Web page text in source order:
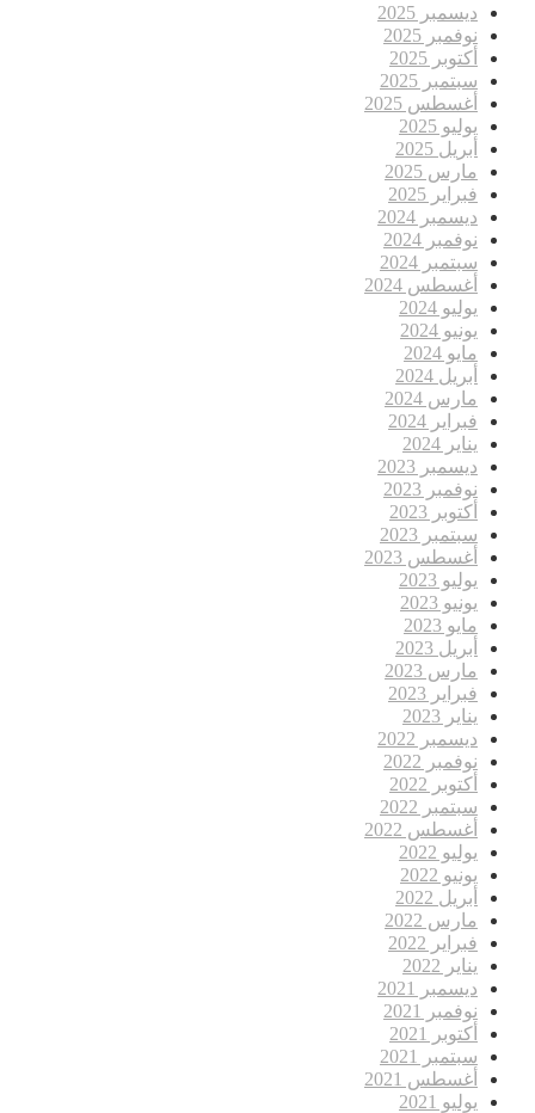
ديسمبر 2025
نوفمبر 2025
أكتوبر 2025
سبتمبر 2025
أغسطس 2025
يوليو 2025
أبريل 2025
مارس 2025
فبراير 2025
ديسمبر 2024
نوفمبر 2024
سبتمبر 2024
أغسطس 2024
يوليو 2024
يونيو 2024
مايو 2024
أبريل 2024
مارس 2024
فبراير 2024
يناير 2024
ديسمبر 2023
نوفمبر 2023
أكتوبر 2023
سبتمبر 2023
أغسطس 2023
يوليو 2023
يونيو 2023
مايو 2023
أبريل 2023
مارس 2023
فبراير 2023
يناير 2023
ديسمبر 2022
نوفمبر 2022
أكتوبر 2022
سبتمبر 2022
أغسطس 2022
يوليو 2022
يونيو 2022
أبريل 2022
مارس 2022
فبراير 2022
يناير 2022
ديسمبر 2021
نوفمبر 2021
أكتوبر 2021
سبتمبر 2021
أغسطس 2021
يوليو 2021